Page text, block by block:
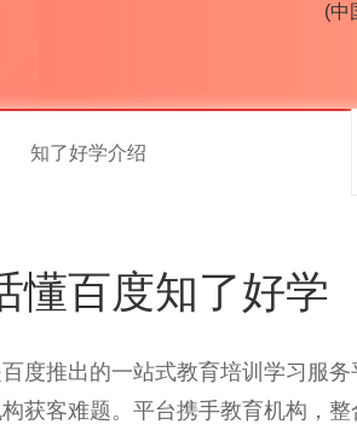
(中
知了好学介绍
懂百度知了好学
度推出的一站式教育培训学习服
获客难题。平台携手教育机构，